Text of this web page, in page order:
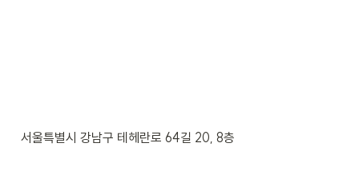
서울특별시 강남구 테헤란로 64길 20, 8층